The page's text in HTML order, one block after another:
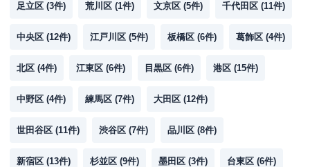
足立区 (3件) 荒川区 (1件) 文京区 (5件) 千代田区 (11件)
中央区 (12件) 江戸川区 (5件) 板橋区 (6件) 葛飾区 (4件)
北区 (4件) 江東区 (6件) 目黒区 (6件) 港区 (15件)
中野区 (4件) 練馬区 (7件) 大田区 (12件)
世田谷区 (11件) 渋谷区 (7件) 品川区 (8件)
新宿区 (13件) 杉並区 (9件) 墨田区 (3件) 台東区 (6件)